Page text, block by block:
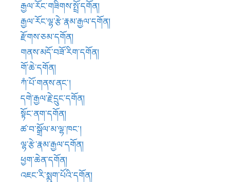
ལྷ་རྩེ་རྣམ་རྒྱལ་དགོན།
ཕྱག་ཆེན་དགོན།
འཇང་རི་སྨུག་པོའི་དགོན།
ཚེས་བཅུ་དགོན།
ཐེག་མཆོག་འོད་གསལ་གླིང་།
སྐལ་བཟང་དགོན།
ཡེལ་པ་བཀའ་བརྒྱུད་རྟ་རྣ་དགོན།
ཟུར་མང་བྱ་བྲལ་དགེ་དགོན།
མདོ་གཞུང་གནས་མདོ་དགོན།
འཛི་སྒར་དགོན།
སྒ་བན་ཆེན་དགོན།
འཇང་འོག་མིན་རྣམ་གྲོལ་གླིང་།